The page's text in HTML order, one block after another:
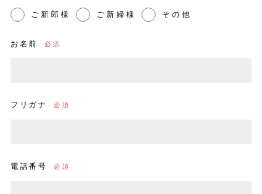
ご新郎様 ご新婦様 その他
お名前
フリガナ
電話番号